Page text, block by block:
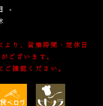
-
より、営業時間・定休日
ございます。
ご確認ください。